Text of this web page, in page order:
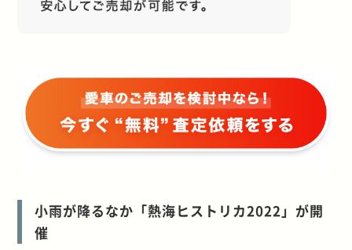
小雨が降るなか「熱海ヒストリカ2022」が開
催